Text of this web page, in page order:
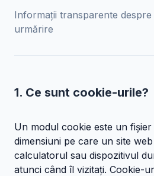
Informații transparente despre
urmărire
1. Ce sunt cookie-urile?
Un modul cookie este un fișier
dimensiuni pe care un site
calculatorul sau dispozitivul
atunci când îl vizitați. Cookie-